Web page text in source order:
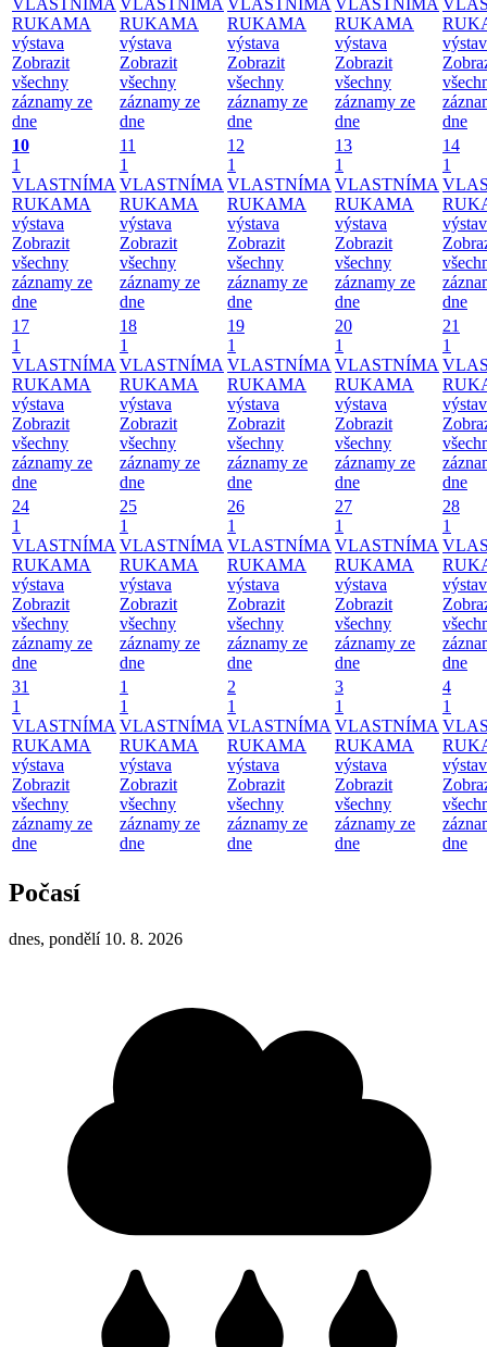
VLASTNÍMA
RUKAMA
výstava
Zobrazit
všechny
záznamy ze
dne
VLASTNÍMA
RUKAMA
výstava
Zobrazit
všechny
záznamy ze
dne
VLASTNÍMA
RUKAMA
výstava
Zobrazit
všechny
záznamy ze
dne
VLASTNÍMA
RUKAMA
výstava
Zobrazit
všechny
záznamy ze
dne
dne
10
1
VLASTNÍMA
RUKAMA
výstava
Zobrazit
všechny
záznamy ze
dne
11
1
VLASTNÍMA
RUKAMA
výstava
Zobrazit
všechny
záznamy ze
dne
12
1
VLASTNÍMA
RUKAMA
výstava
Zobrazit
všechny
záznamy ze
dne
13
1
VLASTNÍMA
RUKAMA
výstava
Zobrazit
všechny
záznamy ze
dne
14
1
dne
17
1
VLASTNÍMA
RUKAMA
výstava
Zobrazit
všechny
záznamy ze
dne
18
1
VLASTNÍMA
RUKAMA
výstava
Zobrazit
všechny
záznamy ze
dne
19
1
VLASTNÍMA
RUKAMA
výstava
Zobrazit
všechny
záznamy ze
dne
20
1
VLASTNÍMA
RUKAMA
výstava
Zobrazit
všechny
záznamy ze
dne
21
1
dne
24
1
VLASTNÍMA
RUKAMA
výstava
Zobrazit
všechny
záznamy ze
dne
25
1
VLASTNÍMA
RUKAMA
výstava
Zobrazit
všechny
záznamy ze
dne
26
1
VLASTNÍMA
RUKAMA
výstava
Zobrazit
všechny
záznamy ze
dne
27
1
VLASTNÍMA
RUKAMA
výstava
Zobrazit
všechny
záznamy ze
dne
28
1
dne
31
1
VLASTNÍMA
RUKAMA
výstava
Zobrazit
všechny
záznamy ze
dne
1
1
VLASTNÍMA
RUKAMA
výstava
Zobrazit
všechny
záznamy ze
dne
2
1
VLASTNÍMA
RUKAMA
výstava
Zobrazit
všechny
záznamy ze
dne
3
1
VLASTNÍMA
RUKAMA
výstava
Zobrazit
všechny
záznamy ze
dne
4
1
dne
Počasí
dnes, pondělí 10. 8. 2026